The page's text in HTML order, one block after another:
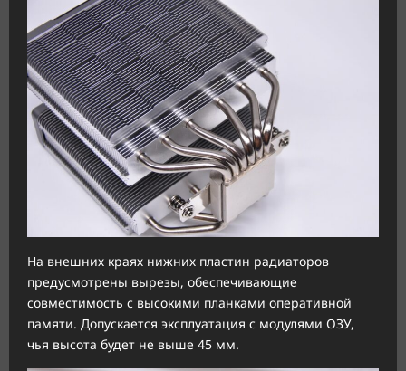
На внешних краях нижних пластин радиаторов
предусмотрены вырезы, обеспечивающие
совместимость с высокими планками оперативной
памяти. Допускается эксплуатация с модулями ОЗУ,
чья высота будет не выше 45 мм.